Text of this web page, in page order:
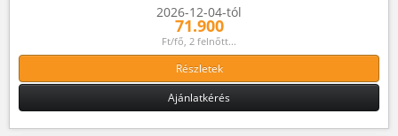
2026-12-04-tól
71.900
Ft/fő, 2 felnőtt...
Részletek
Ajánlatkérés